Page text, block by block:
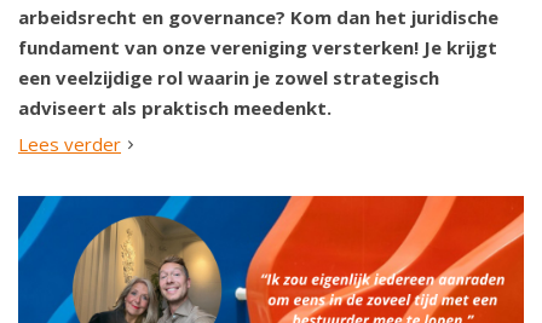
arbeidsrecht en governance? Kom dan het juridische
fundament van onze vereniging versterken! Je krijgt
een veelzijdige rol waarin je zowel strategisch
adviseert als praktisch meedenkt.
Lees verder